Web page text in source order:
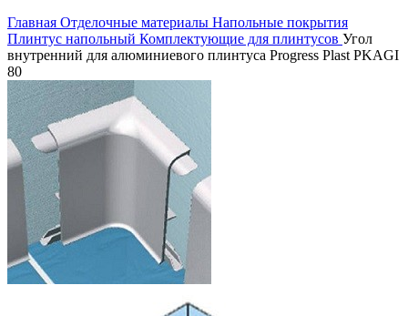
Главная Отделочные материалы Напольные покрытия
Плинтус напольный Комплектующие для плинтусов Угол
внутренний для алюминиевого плинтуса Progress Plast PKAGI
80